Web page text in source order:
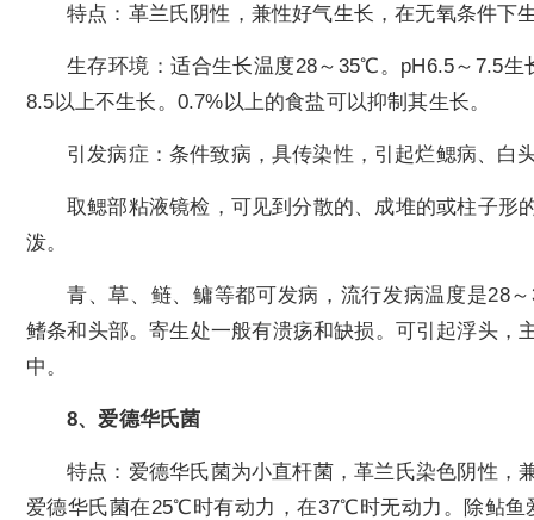
特点：革兰氏阴性，兼性好气生长，在无氧条件下
生存环境：适合生长温度28～35℃。pH6.5～7.5生
8.5以上不生长。0.7%以上的食盐可以抑制其生长。
引发病症：条件致病，具传染性，引起烂鳃病、白
取鳃部粘液镜检，可见到分散的、成堆的或柱子形
泼。
青、草、鲢、鳙等都可发病，流行发病温度是28
鳍条和头部。寄生处一般有溃疡和缺损。可引起浮头，
中。
8、爱德华氏菌
特点：爱德华氏菌为小直杆菌，革兰氏染色阴性，
爱德华氏菌在25℃时有动力，在37℃时无动力。除鲇鱼